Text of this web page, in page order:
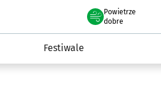
Powietrze
we Wrocławiu
dobre
Festiwale